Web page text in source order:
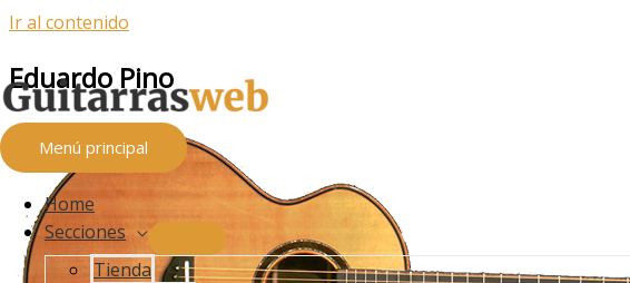
Ir al contenido
Menú principal
Home
Secciones
Tienda
Eduardo Pino